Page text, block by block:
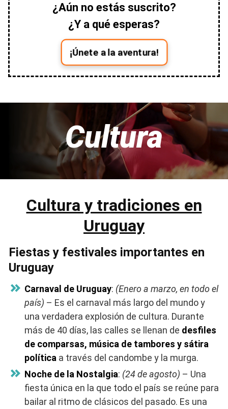
¿Aún no estás suscrito?
¿Y a qué esperas?
¡Únete a la aventura!
Cultura
Cultura y tradiciones en
Uruguay
Fiestas y festivales importantes en
Uruguay
Carnaval de Uruguay: (Enero a marzo, en todo el
país) – Es el carnaval más largo del mundo y
una verdadera explosión de cultura. Durante
más de 40 días, las calles se llenan de desfiles
de comparsas, música de tambores y sátira
política a través del candombe y la murga.
Noche de la Nostalgia: (24 de agosto) – Una
fiesta única en la que todo el país se reúne para
bailar al ritmo de clásicos del pasado. Es una